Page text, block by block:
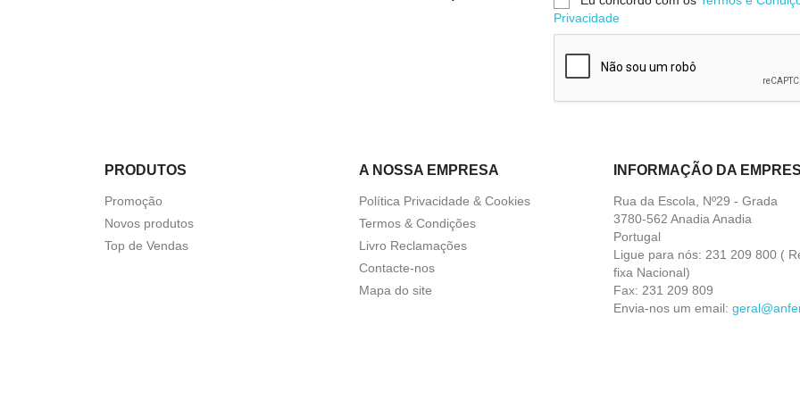
Privacidade
PRODUTOS
Promoção
Novos produtos
Top de Vendas
A NOSSA EMPRESA
Política Privacidade & Cookies
Termos & Condições
Livro Reclamações
Contacte-nos
Mapa do site
INFORMAÇÃO DA
Rua da Escola, Nº29 - Grada
3780-562 Anadia Anadia
Portugal
Ligue para nós: 231 209 800 (
fixa Nacional)
Fax: 231 209 809
Envia-nos um email: